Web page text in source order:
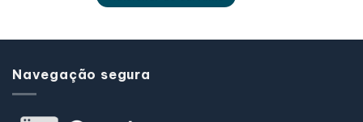
Navegação segura